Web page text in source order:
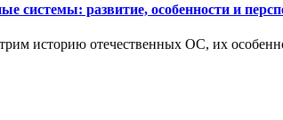
системы: развитие, особенности и
историю отечественных ОС, их